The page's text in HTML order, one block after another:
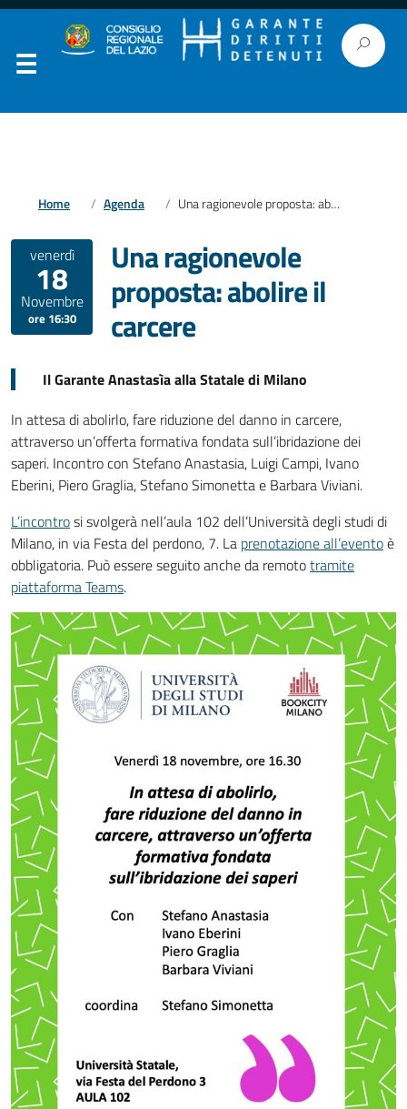
Home Agenda Una ragionevole proposta: abolire il carcere
venerdì
18
Novembre
ore 16:30
Una ragionevole
proposta: abolire il
carcere
Il Garante Anastasìa alla Statale di Milano
In attesa di abolirlo, fare riduzione del danno in carcere,
attraverso un’offerta formativa fondata sull’ibridazione dei
saperi. Incontro con Stefano Anastasia, Luigi Campi, Ivano
Eberini, Piero Graglia, Stefano Simonetta e Barbara Viviani.
L’incontrosi svolgerà nell’aula 102 dell’Università degli studi di
Milano, in via Festa del perdono, 7. La prenotazione all’eventoè
obbligatoria. Può essere seguito anche da remototramite
piattaforma Teams.